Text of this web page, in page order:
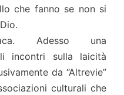
che fanno se non si
Adesso una
incontri sulla laicità
da “Altrevie”
culturali che